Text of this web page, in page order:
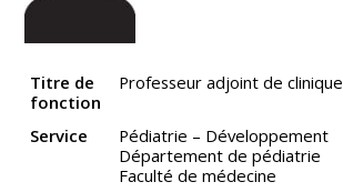
Titre de
fonction
Professeur adjoint de clinique
Service
Pédiatrie – Développement
Département de pédiatrie
Faculté de médecine